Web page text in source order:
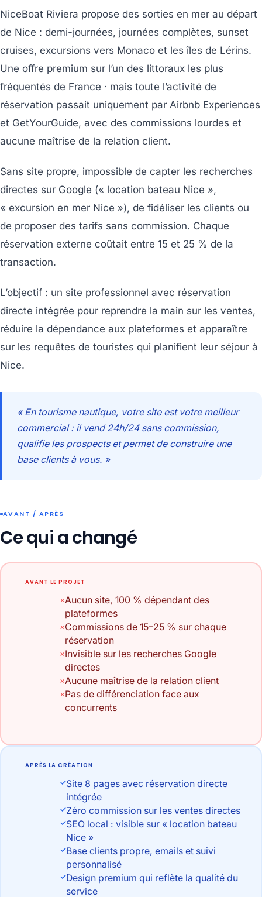
NiceBoat Riviera propose des sorties en mer au départ
de Nice : demi-journées, journées complètes, sunset
cruises, excursions vers Monaco et les îles de Lérins.
Une offre premium sur l’un des littoraux les plus
fréquentés de France · mais toute l’activité de
réservation passait uniquement par Airbnb Experiences
et GetYourGuide, avec des commissions lourdes et
aucune maîtrise de la relation client.
Sans site propre, impossible de capter les recherches
directes sur Google (« location bateau Nice »,
« excursion en mer Nice »), de fidéliser les clients ou
de proposer des tarifs sans commission. Chaque
réservation externe coûtait entre 15 et 25 % de la
transaction.
L’objectif : un site professionnel avec réservation
directe intégrée pour reprendre la main sur les ventes,
réduire la dépendance aux plateformes et apparaître
sur les requêtes de touristes qui planifient leur séjour à
Nice.
« En tourisme nautique, votre site est votre meilleur
commercial : il vend 24h/24 sans commission,
qualifie les prospects et permet de construire une
base clients à vous. »
AVANT / APRÈS
Ce qui a changé
AVANT LE PROJET
Aucun site, 100 % dépendant des
plateformes
Commissions de 15–25 % sur chaque
réservation
Invisible sur les recherches Google
directes
Aucune maîtrise de la relation client
Pas de différenciation face aux
concurrents
APRÈS LA CRÉATION
Site 8 pages avec réservation directe
intégrée
Zéro commission sur les ventes directes
SEO local : visible sur « location bateau
Nice »
Base clients propre, emails et suivi
personnalisé
Design premium qui reflète la qualité du
service